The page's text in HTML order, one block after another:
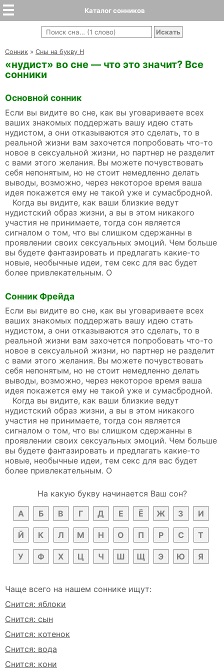
Каталог сонников
Cонник » Сны на букву Н
«нудист» во сне — что это значит? Все
сонники
Основной сонник
Если вы видите во сне, как вы уговариваете всех
ваших знакомых поддержать вашу идею стать
нудистом, а они отказываются это сделать, то в
реальной жизни вам захочется попробовать что-то
новое в сексуальной жизни, но партнер не разделит
с вами этого желания. Вы можете почувствовать
себя непонятым, но не стоит немедленно делать
выводы, возможно, через некоторое время ваша
идея покажется ему не такой уже и сумасбродной.
Когда вы видите, как ваши близкие ведут
нудистский образ жизни, а вы в этом никакого
участия не принимаете, тогда сон является
сигналом о том, что вы слишком сдержанны в
проявлении своих сексуальных эмоций. Чем больше
вы будете фантазировать и предлагать какие-то
новые, необычные идеи, тем секс для вас будет
более привлекательным. О
Сонник Фрейда
Если вы видите во сне, как вы уговариваете всех
ваших знакомых поддержать вашу идею стать
нудистом, а они отказываются это сделать, то в
реальной жизни вам захочется попробовать что-то
новое в сексуальной жизни, но партнер не разделит
с вами этого желания. Вы можете почувствовать
себя непонятым, но не стоит немедленно делать
выводы, возможно, через некоторое время ваша
идея покажется ему не такой уже и сумасбродной.
Когда вы видите, как ваши близкие ведут
нудистский образ жизни, а вы в этом никакого
участия не принимаете, тогда сон является
сигналом о том, что вы слишком сдержанны в
проявлении своих сексуальных эмоций. Чем больше
вы будете фантазировать и предлагать какие-то
новые, необычные идеи, тем секс для вас будет
более привлекательным. О
На какую букву начинается Ваш сон?
А
Б В Г Д Е Ё Ж З И
Й К Л М Н О П Р С Т
У Ф Х Ц Ч Ш Щ Э Ю Я
Чаще всего на нашем соннике ищут:
Снится: яблоки
Снится: сын
Снится: котенок
Снится: вода
Снится: кони